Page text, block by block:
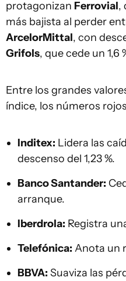
protagonizan Ferrovial,
más bajista al perder
ArcelorMittal, con
Grifols, que cede un 1,6
Entre los grandes
índice, los números
Inditex: Lidera las
descenso del 1,23 %.
Banco Santander:
arranque.
Iberdrola: Registra
Telefónica: Anota un
BBVA: Suaviza las